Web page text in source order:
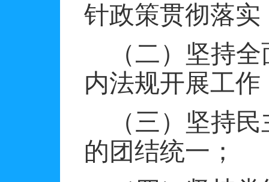
针政策贯彻落实
（二）坚持
内法规开展工
（三）坚持
的团结统一；